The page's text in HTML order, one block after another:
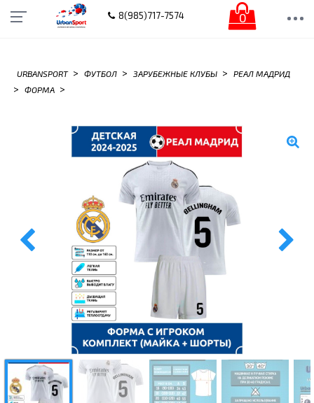
8(985)717-7574 0
URBANSPORT > ФУТБОЛ > ЗАРУБЕЖНЫЕ КЛУБЫ > РЕАЛ МАДРИД
> ФОРМА >